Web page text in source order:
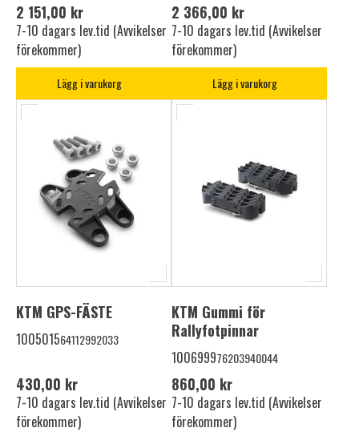
2 151,00 kr
7-10 dagars lev.tid (Avvikelser
förekommer)
Lägg i varukorg
2 366,00 kr
7-10 dagars lev.tid (Avvikelser
förekommer)
Lägg i varukorg
KTM GPS-FÄSTE
100501564112992033
430,00 kr
7-10 dagars lev.tid (Avvikelser
förekommer)
KTM Gummi för
Rallyfotpinnar
100699976203940044
860,00 kr
7-10 dagars lev.tid (Avvikelser
förekommer)